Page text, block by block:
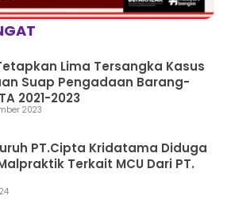
Lima Tersangka Kasus
Suap Pengadaan Barang-
2021-2023
23 Desember 2023
Diduga
Terkait MCU Dari PT.